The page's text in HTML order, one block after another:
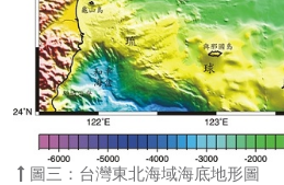
圖三：台灣東北海域海底地形圖